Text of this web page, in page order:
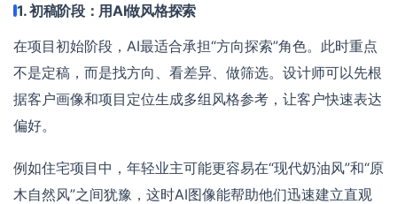
1. 初稿阶段：用AI做风格探索
在项目初始阶段，AI最适合承担“方向探索”角色。此时重点
不是定稿，而是找方向、看差异、做筛选。设计师可以先根
据客户画像和项目定位生成多组风格参考，让客户快速表达
偏好。
例如住宅项目中，年轻业主可能更容易在“现代奶油风”和“原
木自然风”之间犹豫，这时AI图像能帮助他们迅速建立直观